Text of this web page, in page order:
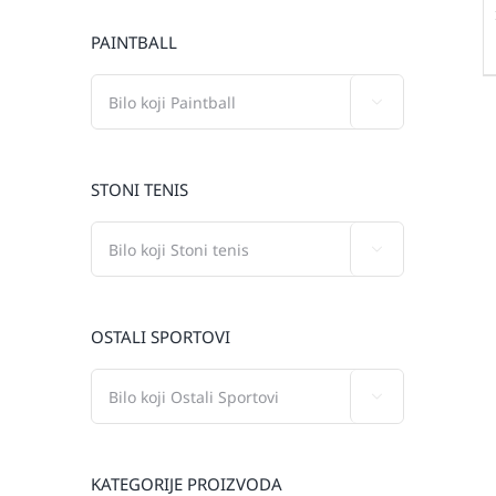
PAINTBALL
STONI TENIS
OSTALI SPORTOVI
KATEGORIJE PROIZVODA